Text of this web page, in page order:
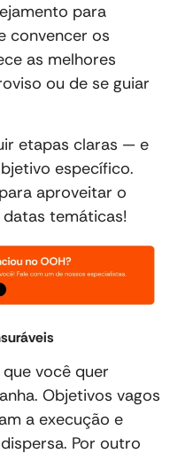
para
convencer os
as melhores
ou de se guiar
etapas claras — e
específico.
aproveitar o
temáticas!
você quer
Objetivos vagos
a execução e
Por outro